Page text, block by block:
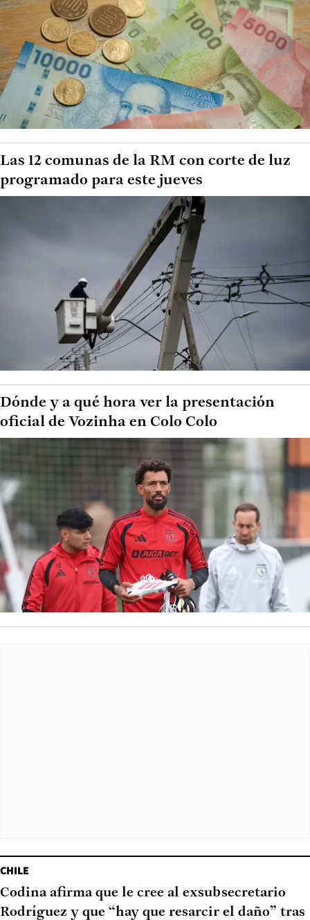
Las 12 comunas de la RM con corte de luz
programado para este jueves
Dónde y a qué hora ver la presentación
oficial de Vozinha en Colo Colo
CHILE
Codina afirma que le cree al exsubsecretario
Rodríguez y que “hay que resarcir el daño” tras